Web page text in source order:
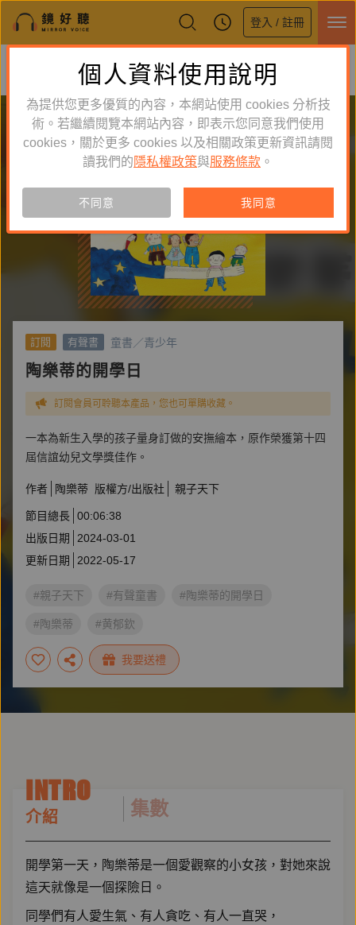
登入 / 註冊
鏡好聽全新APP上線
體驗全面升級，即刻下載
訂閱 有聲書 童書／青少年
陶樂蒂的開學日
訂閱會員可聆聽本產品，您也可單購收藏。
一本為新生入學的孩子量身訂做的安撫繪本，原作榮獲第十四
屆信誼幼兒文學獎佳作。
作者 陶樂蒂 版權方/出版社 親子天下
節目總長 00:06:38
出版日期
2024-03-01
更新日期
2022-05-17
#親子天下 #有聲童書 #陶樂蒂的開學日
#陶樂蒂 #黄郁欽
我要送禮
INTRO
介紹 集數
開學第一天，陶樂蒂是一個愛觀察的小女孩，對她來說
這天就像是一個探險日。
同學們有人愛生氣、有人貪吃、有人一直哭，
個人資料使用說明
為提供您更多優質的內容，本網站使用 cookies 分析技
術。若繼續閱覽本網站內容，即表示您同意我們使用
cookies，關於更多 cookies 以及相關政策更新資訊請閱
讀我們的 隱私權政策與服務條款 。
不同意 我同意